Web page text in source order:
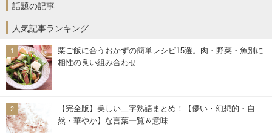
話題の記事
人気記事ランキング
栗ご飯に合うおかずの簡単レシピ15選。肉・野菜・魚別に
相性の良い組み合わせ
【完全版】美しい二字熟語まとめ！【儚い・幻想的・自
然・華やか】な言葉一覧＆意味